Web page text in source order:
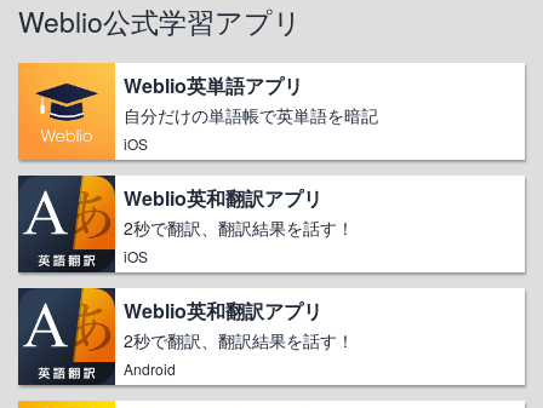
Weblio公式学習アプリ
Weblio英単語アプリ
自分だけの単語帳で英単語を暗記
iOS
Weblio英和翻訳アプリ
2秒で翻訳、翻訳結果を話す！
iOS
Weblio英和翻訳アプリ
2秒で翻訳、翻訳結果を話す！
Android